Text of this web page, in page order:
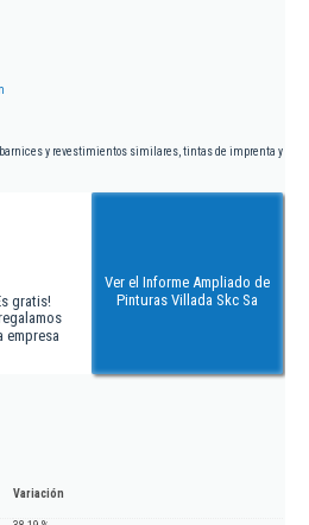
y revestimientos similares, tintas de imprenta y
gratis!
empresa
Ver el Informe Ampliado de
Pinturas Villada Skc Sa
Variación